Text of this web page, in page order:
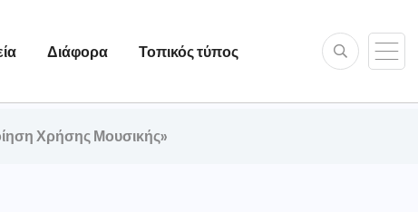
Διάφορα Τοπικός τύπος
Χρήσης Μουσικής»